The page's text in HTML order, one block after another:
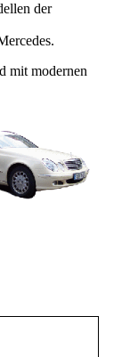
der
mit modernen